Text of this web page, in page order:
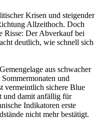
Krisen und steigender
Allzeithoch. Doch
Risse: Der Abverkauf bei
deutlich, wie schnell sich
aus schwacher
und
vermeintlich sichere Blue
und damit anfällig für
Indikatoren erste
nicht mehr bestätigt.